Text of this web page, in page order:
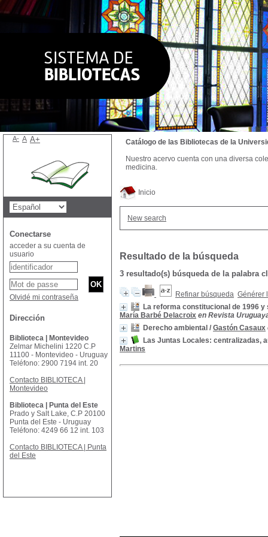
Inicio
New search
Resultado de la búsqueda
3 resultado(s) búsqueda de la palabra
Refinar búsqueda Générer
La reforma constitucional de 1996
María Barbé Delacroix en Revista
Derecho ambiental / Gastón Casaux
Las Juntas Locales: centralizadas,
Martins
Catálogo de las Bibliotecas de la
Nuestro acervo cuenta con una diversa
medicina.
A- A A+
Conectarse
acceder a su cuenta de
usuario
Olvidé mi contraseña
Dirección
Biblioteca | Montevideo
Zelmar Michelini 1220 C.P
11100 - Montevideo - Uruguay
Teléfono: 2900 7194 int. 20
Contacto BIBLIOTECA |
Montevideo
Biblioteca | Punta del Este
Prado y Salt Lake, C.P 20100
Punta del Este - Uruguay
Teléfono: 4249 66 12 int. 103
Contacto BIBLIOTECA | Punta
del Este